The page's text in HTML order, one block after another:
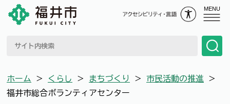
MENU
ホーム ＞ くらし ＞ まちづくり ＞ 市民活動の推進 ＞
福井市総合ボランティアセンター